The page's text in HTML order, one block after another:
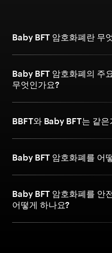
Baby BFT 암호화폐란 무
Baby BFT 암호화폐의 주
무엇인가요?
BBFT와 Baby BFT는 같은
Baby BFT 암호화폐를 어
Baby BFT 암호화폐를 안
어떻게 하나요?